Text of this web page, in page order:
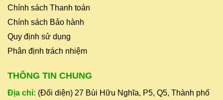
Chính sách Thanh toán
Chính sách Bảo hành
Quy định sử dụng
Phân định trách nhiệm
THÔNG TIN CHUNG
Địa chỉ: (Đối diện) 27 Bùi Hữu Nghĩa, P5, Q5, Thành phố